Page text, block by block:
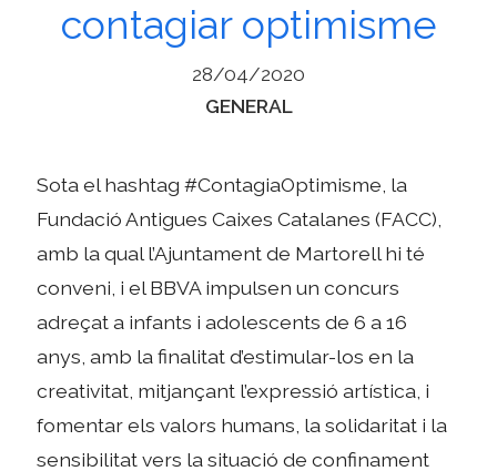
contagiar optimisme
28/04/2020
Categories
GENERAL
Sota el hashtag #ContagiaOptimisme, la
Fundació Antigues Caixes Catalanes (FACC),
amb la qual l’Ajuntament de Martorell hi té
conveni, i el BBVA impulsen un concurs
adreçat a infants i adolescents de 6 a 16
anys, amb la finalitat d’estimular-los en la
creativitat, mitjançant l’expressió artística, i
fomentar els valors humans, la solidaritat i la
sensibilitat vers la situació de confinament